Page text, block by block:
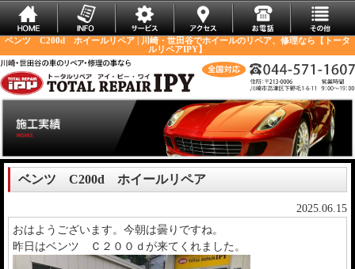
ベンツ C200d ホイールリペア | 川崎・世田谷でホイールのリペア、修理なら【トータ
ルリペアIPY】
ベンツ C200d ホイールリペア
2025.06.15
おはようございます。今朝は曇りですね。
昨日はベンツ Ｃ２００ｄが来てくれました。